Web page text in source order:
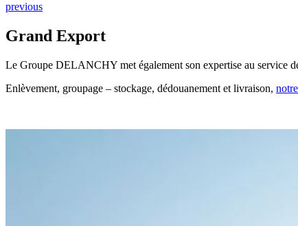
previous
Grand Export
Le Groupe DELANCHY met également son expertise au service
Enlèvement, groupage – stockage, dédouanement et livraison,